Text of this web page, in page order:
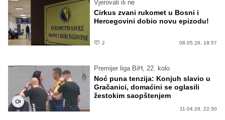
Vjerovali ili ne
Cirkus zvani rukomet u Bosni i
Hercegovini dobio novu epizodu!
2 08.05.26. 18:57
Premijer liga BiH, 22. kolo
Noć puna tenzija: Konjuh slavio u
Gračanici, domaćini se oglasili
žestokim saopštenjem
11.04.26. 22:30